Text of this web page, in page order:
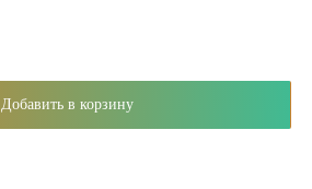
Добавить в корзину